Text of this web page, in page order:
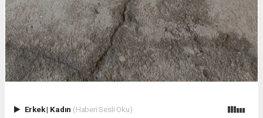
Erkek| Kadın (Haberi Sesli Oku)